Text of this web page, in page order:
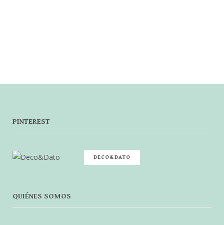
PINTEREST
DECO&DATO
QUIÉNES SOMOS